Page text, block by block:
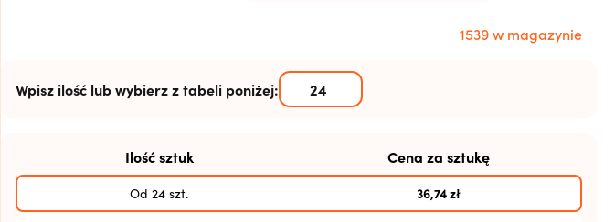
1539 w magazynie
Wpisz ilość lub wybierz z tabeli poniżej:
Ilość sztuk Cena za sztukę
Od 24 szt. 36,74zł